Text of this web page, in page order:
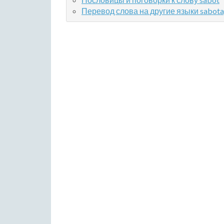
Перевод слова на другие языки